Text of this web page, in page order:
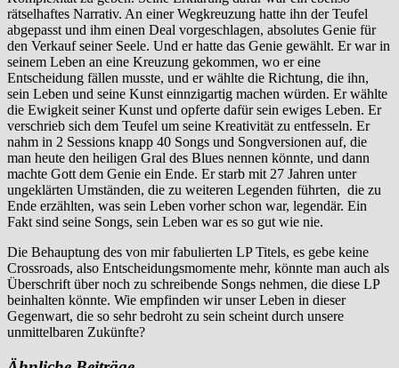
rätselhaftes Narrativ. An einer Wegkreuzung hatte ihn der Teufel
abgepasst und ihm einen Deal vorgeschlagen, absolutes Genie für
den Verkauf seiner Seele. Und er hatte das Genie gewählt. Er war in
seinem Leben an eine Kreuzung gekommen, wo er eine
Entscheidung fällen musste, und er wählte die Richtung, die ihn,
sein Leben und seine Kunst einnzigartig machen würden. Er wählte
die Ewigkeit seiner Kunst und opferte dafür sein ewiges Leben. Er
verschrieb sich dem Teufel um seine Kreativität zu entfesseln. Er
nahm in 2 Sessions knapp 40 Songs und Songversionen auf, die
man heute den heiligen Gral des Blues nennen könnte, und dann
machte Gott dem Genie ein Ende. Er starb mit 27 Jahren unter
ungeklärten Umständen, die zu weiteren Legenden führten, die zu
Ende erzählten, was sein Leben vorher schon war, legendär. Ein
Fakt sind seine Songs, sein Leben war es so gut wie nie.
Die Behauptung des von mir fabulierten LP Titels, es gebe keine
Crossroads, also Entscheidungsmomente mehr, könnte man auch als
Überschrift über noch zu schreibende Songs nehmen, die diese LP
beinhalten könnte. Wie empfinden wir unser Leben in dieser
Gegenwart, die so sehr bedroht zu sein scheint durch unsere
unmittelbaren Zukünfte?